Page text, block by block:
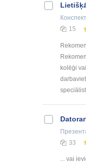
Конспект
15
kolēģi
33
... vai